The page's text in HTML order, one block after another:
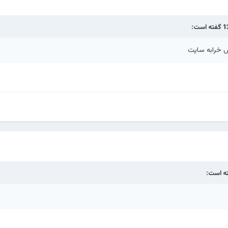
گفته است:
خرابه سایت
است: